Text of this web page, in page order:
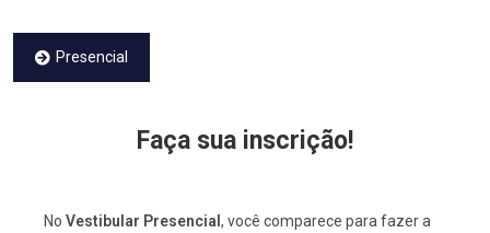
Presencial
Faça sua inscrição!
No Vestibular Presencial , você comparece para fazer a